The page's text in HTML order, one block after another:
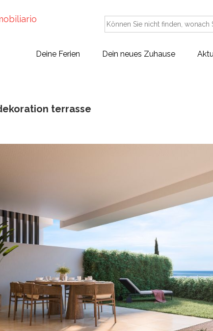
Deine Ferien Dein neues Zuhause
terrasse